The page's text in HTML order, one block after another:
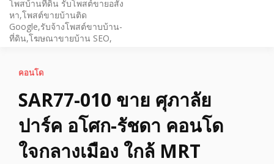
โพสบ้านที่ดิน รับโพสต์ขายอสัง
หา,โพสต์ขายบ้านติด
Google,รับจ้างโพสต์ขาบบ้าน-
ที่ดิน,โฆษณาขายบ้าน SEO,
คอนโด
SAR77-010 ขาย ศุภาลัย
ปาร์ค อโศก-รัชดา คอนโด
ใจกลางเมือง ใกล้ MRT